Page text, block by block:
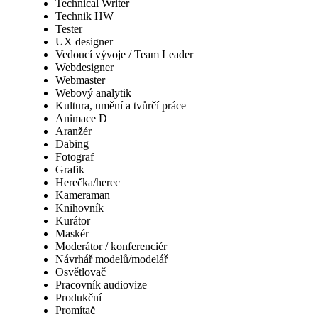
Technical Writer
Technik HW
Tester
UX designer
Vedoucí vývoje / Team Leader
Webdesigner
Webmaster
Webový analytik
Kultura, umění a tvůrčí práce
Animace D
Aranžér
Dabing
Fotograf
Grafik
Herečka/herec
Kameraman
Knihovník
Kurátor
Maskér
Moderátor / konferenciér
Návrhář modelů/modelář
Osvětlovač
Pracovník audiovize
Produkční
Promítač